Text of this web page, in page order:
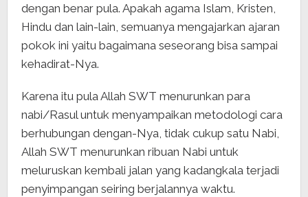
dengan benar pula. Apakah agama Islam, Kristen,
Hindu dan lain-lain, semuanya mengajarkan ajaran
pokok ini yaitu bagaimana seseorang bisa sampai
kehadirat-Nya.
Karena itu pula Allah SWT menurunkan para
nabi/Rasul untuk menyampaikan metodologi cara
berhubungan dengan-Nya, tidak cukup satu Nabi,
Allah SWT menurunkan ribuan Nabi untuk
meluruskan kembali jalan yang kadangkala terjadi
penyimpangan seiring berjalannya waktu.